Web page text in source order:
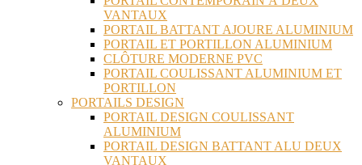
VANTAUX
PORTAIL BATTANT AJOURE ALUMINIUM
PORTAIL ET PORTILLON ALUMINIUM
CLÔTURE MODERNE PVC
PORTAIL COULISSANT ALUMINIUM ET
PORTILLON
PORTAILS DESIGN
PORTAIL DESIGN COULISSANT
ALUMINIUM
PORTAIL DESIGN BATTANT ALU DEUX
VANTAUX